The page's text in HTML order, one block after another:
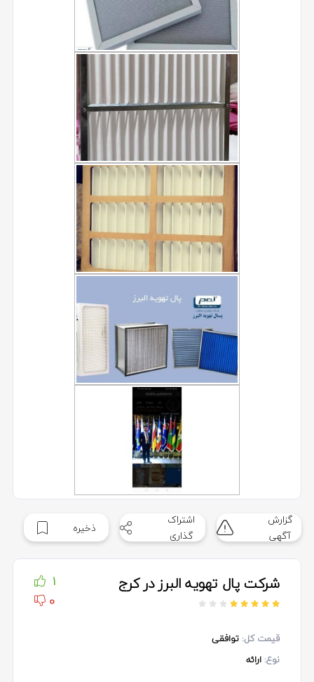
گزارش
آگهی
اشتراک
گذاری
ذخیره
شرکت پال تهویه البرز در کرج
1
0
قیمت کل: توافقی
نوع: ارائه